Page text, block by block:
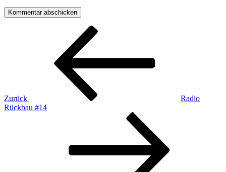
Beitragsnavigation
Zurück
Radio
Rückbau #14